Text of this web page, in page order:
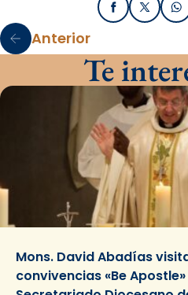
Facebook
X /
Anterior
Te
Mons. David Abadías
convivencias «Be